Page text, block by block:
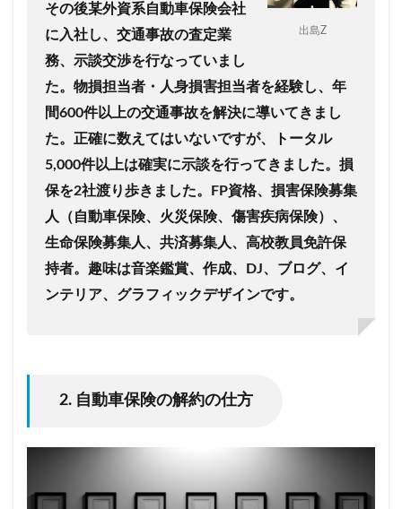
出島Z
その後某外資系自動車保険会社
に入社し、交通事故の査定業
務、示談交渉を行なっていまし
た。 物損担当者・人身損害担当者を経験し、年
間600件以上の交通事故を解決に導いてきまし
た。 正確に数えてはいないですが、トータル
5,000件以上は確実に示談を行ってきました。 損
保を2社渡り歩きました。 FP資格、損害保険募集
人（自動車保険、火災保険、傷害疾病保険）、
生命保険募集人、共済募集人、高校教員免許保
持者。趣味は音楽鑑賞、作成、DJ、ブログ、イ
ンテリア、グラフィックデザインです。
2. 自動車保険の解約の仕方